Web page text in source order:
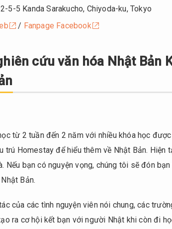
5-5 Kanda Sarakucho, Chiyoda-ku, Tokyo
/ Fanpage Facebook
cứu văn hóa Nhật Bản
từ 2 tuần đến 2 năm với nhiều khóa học
trú Homestay để hiểu thêm về Nhật Bản.
Nếu bạn có nguyện vọng, chúng tôi sẽ đón
Bản.
của các tình nguyện viên nói chung, các
ra cơ hội kết bạn với người Nhật khi còn đi